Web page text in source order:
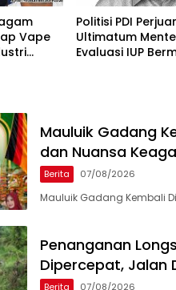
Vape
Politisi PDI
Ultimatum
Evaluasi IUP
Mauluik Gadang
dan Nuansa
Berita 07/08/2026
Mauluik Gadang Kembali
Penanganan
Dipercepat, Jalan
Berita 07/08/2026